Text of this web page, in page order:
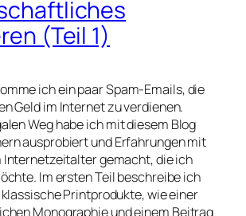
(Teil 1)
ich ein paar Spam-Emails, die
Geld im Internet zu verdienen.
Weg habe ich mit diesem Blog
ausprobiert und Erfahrungen mit
Internetzeitalter gemacht, die ich
Im ersten Teil beschreibe ich
Printprodukte, wie einer
Monographie und einem Beitrag